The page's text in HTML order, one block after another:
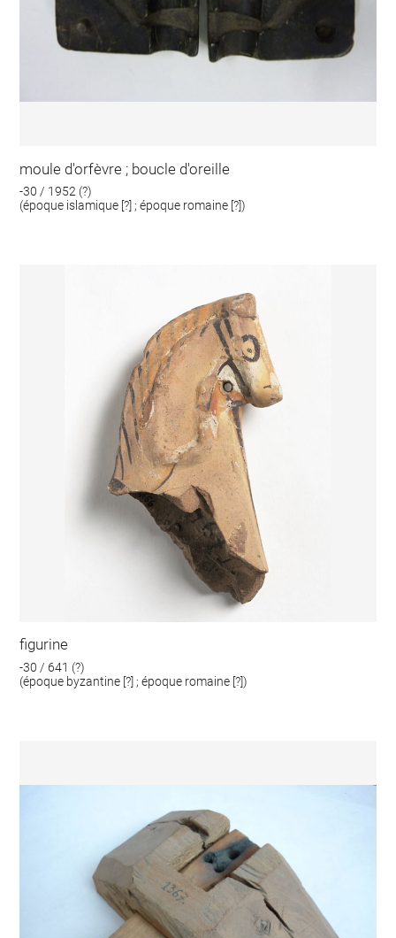
moule d'orfèvre ; boucle d'oreille
-30 / 1952 (?)
(époque islamique [?] ; époque romaine [?])
figurine
-30 / 641 (?)
(époque byzantine [?] ; époque romaine [?])